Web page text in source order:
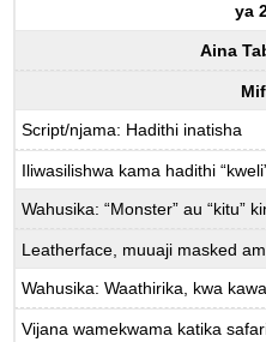
ya
Aina
Script/njama: Hadithi inatisha
Iliwasilishwa kama hadithi
Wahusika: “Monster” au “kitu”
Leatherface, muuaji masked
Wahusika: Waathirika, kwa
Vijana wamekwama katika